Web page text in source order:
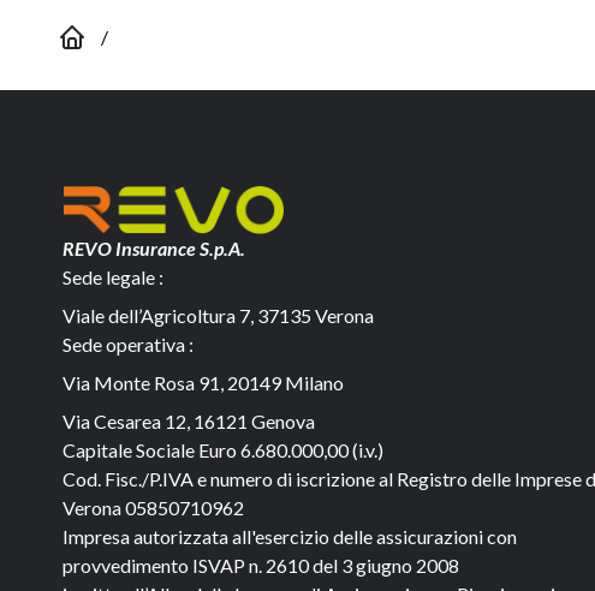
/
REVO Insurance S.p.A.
Sede legale :
Viale dell’Agricoltura 7, 37135 Verona
Sede operativa :
Via Monte Rosa 91, 20149 Milano
Via Cesarea 12, 16121 Genova
Capitale Sociale Euro 6.680.000,00 (i.v.)
Cod. Fisc./P.IVA e numero di iscrizione al Registro delle Imprese
Verona 05850710962
Impresa autorizzata all'esercizio delle assicurazioni con
provvedimento ISVAP n. 2610 del 3 giugno 2008